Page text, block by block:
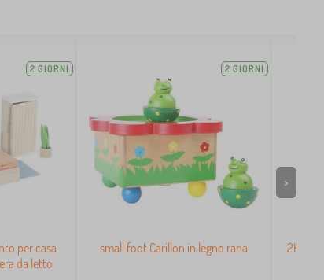
2 GIORNI
per casa
da letto
2 GIORNI
small foot Carillon in legno rana 2Kids
>